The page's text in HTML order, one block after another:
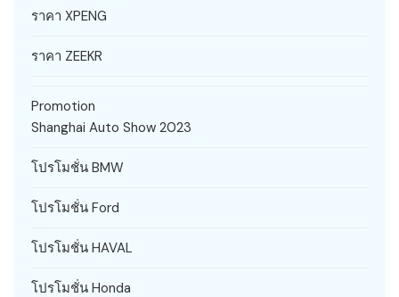
ราคา XPENG
ราคา ZEEKR
Promotion
Shanghai Auto Show 2023
โปรโมชั่น BMW
โปรโมชั่น Ford
โปรโมชั่น HAVAL
โปรโมชั่น Honda